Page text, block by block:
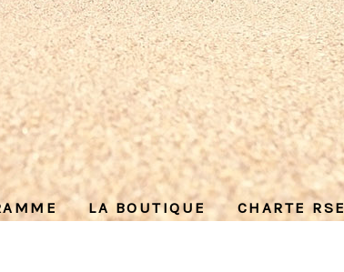
LA BOUTIQUE CHARTE RSE